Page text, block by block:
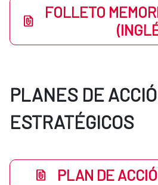
FOLLETO
PLANES DE
ESTRATÉGICOS
PLAN DE